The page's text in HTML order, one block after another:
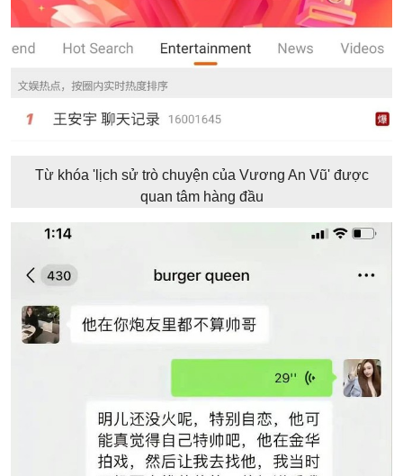
Từ khóa 'lịch sử trò chuyện của Vương An Vũ' được
quan tâm hàng đầu